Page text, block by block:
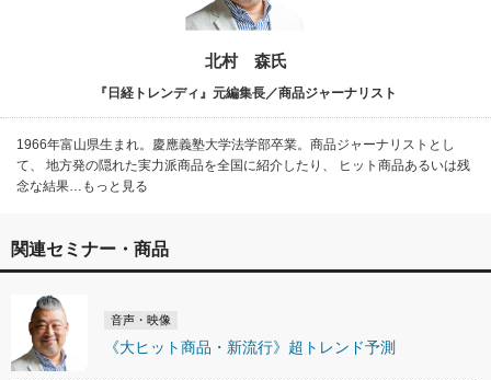
北村 森氏
『日経トレンディ』元編集長／商品ジャーナリスト
1966年富山県生まれ。慶應義塾大学法学部卒業。商品ジャーナリストとし
て、 地方発の隠れた実力派商品を全国に紹介したり、 ヒット商品あるいは残
念な結果…もっと見る
関連セミナー・商品
音声・映像
《大ヒット商品・新流行》超トレンド予測